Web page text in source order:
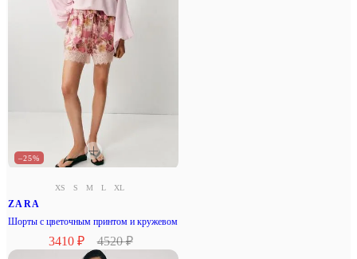
–25%
XS S M L XL
ZARA
Шорты с цветочным принтом и кружевом
3410 ₽ 4520 ₽